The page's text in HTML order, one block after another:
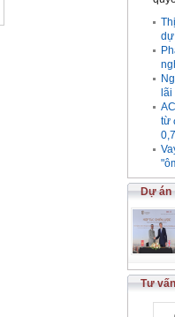
dự
từ
Dự án
Tư vấn